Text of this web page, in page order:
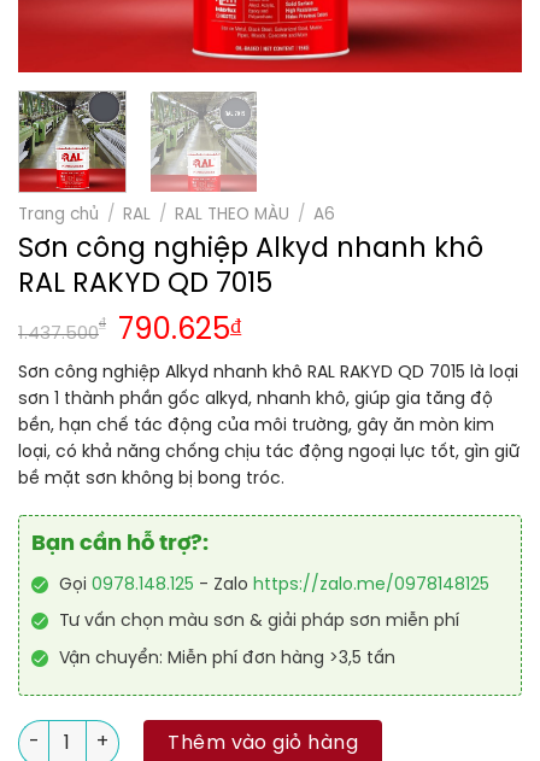
Trang chủ / RAL / RAL THEO MÀU / A6
Sơn công nghiệp Alkyd nhanh khô
RAL RAKYD QD 7015
1.437.500
₫ 790.625₫
Sơn công nghiệp Alkyd nhanh khô RAL RAKYD QD 7015 là loại
sơn 1 thành phần gốc alkyd, nhanh khô, giúp gia tăng độ
bền, hạn chế tác động của môi trường, gây ăn mòn kim
loại, có khả năng chống chịu tác động ngoại lực tốt, gìn giữ
bề mặt sơn không bị bong tróc.
Bạn cần hỗ trợ?:
Gọi 0978.148.125 - Zalo https://zalo.me/0978148125
Tư vấn chọn màu sơn & giải pháp sơn miễn phí
Vận chuyển: Miễn phí đơn hàng >3,5 tấn
Sơn công nghiệp Alkyd nhanh khô RAL RAKYD QD 7015 số
Thêm vào giỏ hàng